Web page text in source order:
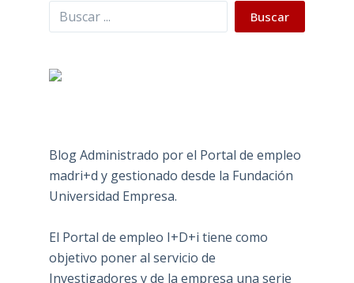
Buscar Buscar
Blog Administrado por el Portal de empleo
madri+d y gestionado desde la Fundación
Universidad Empresa.
El Portal de empleo I+D+i tiene como
objetivo poner al servicio de
Investigadores y de la empresa una serie